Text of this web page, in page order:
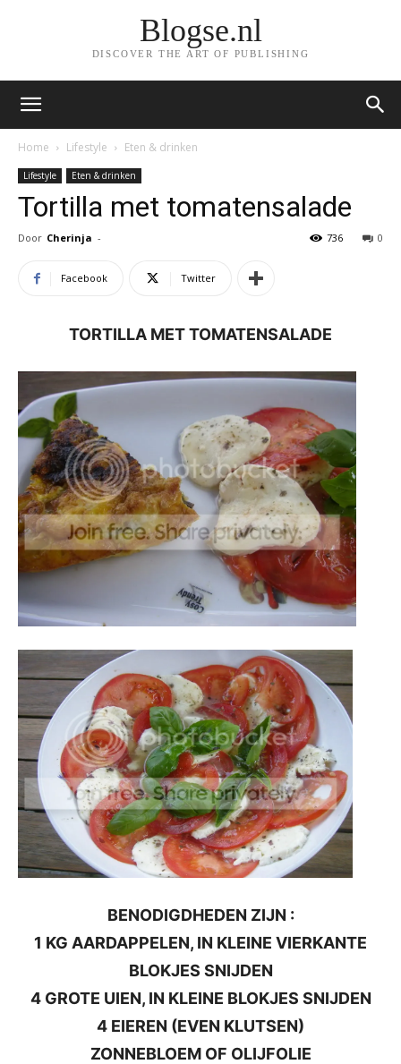
Blogse.nl
DISCOVER THE ART OF PUBLISHING
Home Lifestyle Eten & drinken
Lifestyle Eten & drinken
Tortilla met tomatensalade
Door Cherinja - 0
736
Facebook Twitter
TORTILLA MET TOMATENSALADE
BENODIGDHEDEN ZIJN :
1 KG AARDAPPELEN, IN KLEINE VIERKANTE
BLOKJES SNIJDEN
4 GROTE UIEN, IN KLEINE BLOKJES SNIJDEN
4 EIEREN (EVEN KLUTSEN)
ZONNEBLOEM OF OLIJFOLIE